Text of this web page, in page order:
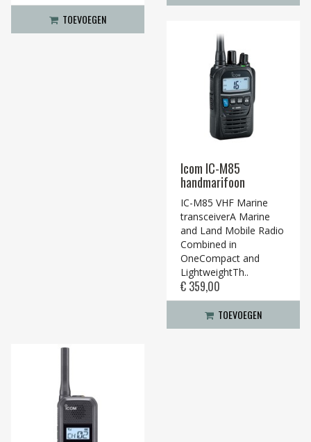
TOEVOEGEN
Icom IC-M85
handmarifoon
IC-M85 VHF Marine
transceiverA Marine
and Land Mobile Radio
Combined in
OneCompact and
LightweightTh..
€ 359,00
TOEVOEGEN